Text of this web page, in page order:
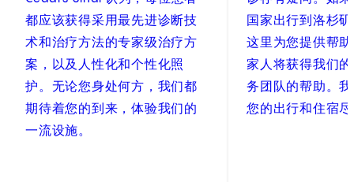
都应该获得采用最先进诊断技
术和治疗方法的专家级治疗方
案，以及人性化和个性化照
护。无论您身处何方，我们都
期待着您的到来，体验我们的
一流设施。
国家出行到洛杉
这里为您提供帮
家人将获得我们
务团队的帮助。
您的出行和住宿